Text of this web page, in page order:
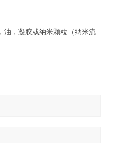
油，凝胶或纳米颗粒（纳米流